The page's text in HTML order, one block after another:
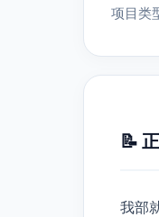
项目类
📝
我部